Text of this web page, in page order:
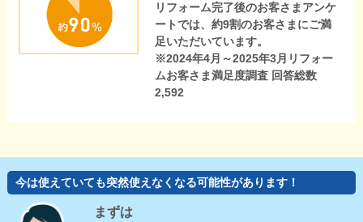
リフォーム完了後のお客さまアンケ
ートでは、約9割のお客さまにご満
足いただいています。
※2024年4月～2025年3月リフォー
ムお客さま満足度調査 回答総数
2,592
今は使えていても突然使えなくなる可能性があります！
まずは